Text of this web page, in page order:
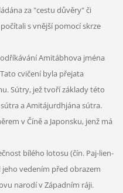
za "cestu důvěry" či
s vnější pomocí skrze
Amitábhova jména
cvičení byla přejata
Sútry, jež tvoří základy této
a Amitájurdhjána sútra.
v Číně a Japonsku, jenž má
bílého lotosu (čín. Paj-lien-
jeho vedením před obrazem
narodí v Západním ráji.